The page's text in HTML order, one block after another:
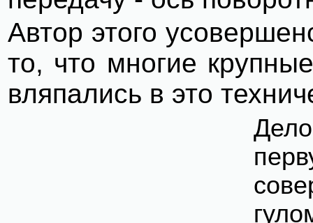
Автор этого
то, что многие
вляпались в это